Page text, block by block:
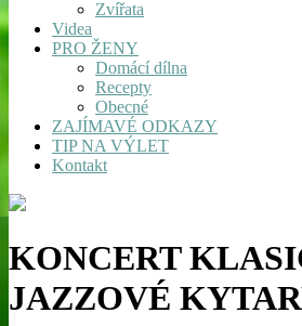
Zvířata
Videa
PRO ŽENY
Domácí dílna
Recepty
Obecné
ZAJÍMAVÉ ODKAZY
TIP NA VÝLET
Kontakt
KONCERT
JAZZOVÉ